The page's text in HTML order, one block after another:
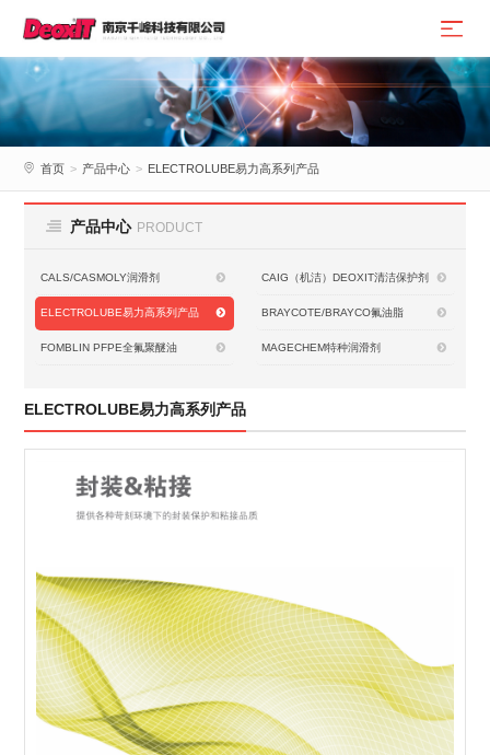
首页 > 产品中心 > ELECTROLUBE易力高系列产品
产品中心 PRODUCT
CALS/CASMOLY润滑剂 CAIG（机洁）DEOXIT清洁保护剂
ELECTROLUBE易力高系列产品 BRAYCOTE/BRAYCO氟油脂
FOMBLIN PFPE全氟聚醚油 MAGECHEM特种润滑剂
ELECTROLUBE易力高系列产品